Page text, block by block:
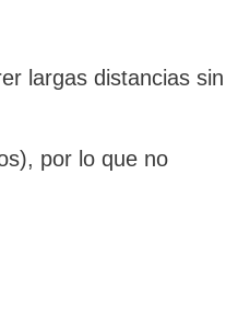
largas distancias sin
por lo que no